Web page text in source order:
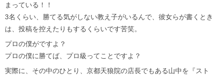
まっている！！
3名くらい、勝てる気がしない教え子がいるんで、彼女らが書くとき
は、投稿を控えたりもするくらいです苦笑。
プロの僕がですよ？
プロの僕に勝てば、プロ級ってことですよ？
実際に、その中のひとり、京都天狼院の店長でもある山中を『スト